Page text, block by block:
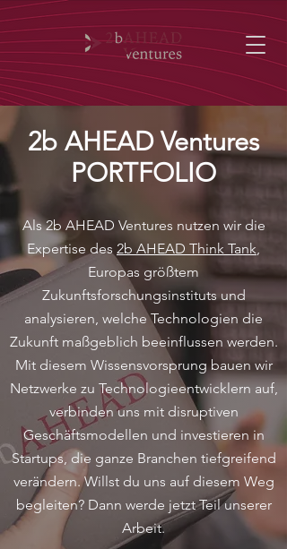
2b AHEAD Ventures
PORTFOLIO
Als 2b AHEAD Ventures nutzen wir die
Expertise des 2b AHEAD Think Tank,
Europas größtem
Zukunftsforschungsinstituts und
analysieren, welche Technologien die
Zukunft maßgeblich beeinflussen werden.
Mit diesem Wissensvorsprung bauen wir
Netzwerke zu Technologieentwicklern auf,
verbinden uns mit disruptiven
Geschäftsmodellen und investieren in
Startups, die ganze Branchen tiefgreifend
verändern. Willst du uns auf diesem Weg
begleiten? Dann werde jetzt Teil unserer
Arbeit.